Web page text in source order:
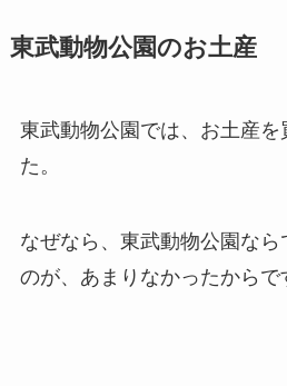
東武動物公園のお土産
東武動物公園では、お土産を
た。
なぜなら、東武動物公園なら
のが、あまりなかったからで